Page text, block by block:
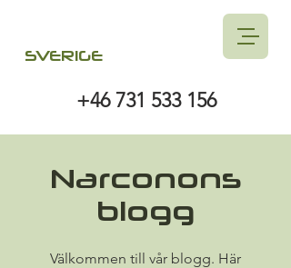
SVERIGE
+46 731 533 156
Narconons
blogg
Välkommen till vår blogg. Här